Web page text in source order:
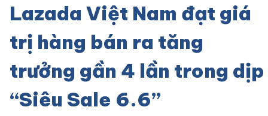
Lazada Việt Nam đạt giá
trị hàng bán ra tăng
trưởng gần 4 lần trong dịp
“Siêu Sale 6.6”